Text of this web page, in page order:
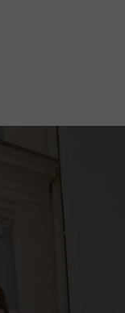
den